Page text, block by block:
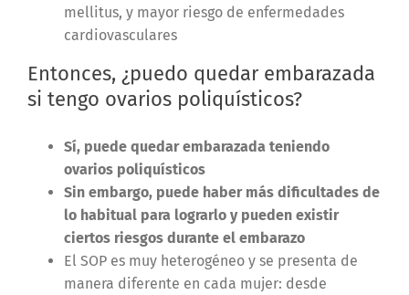
mellitus, y mayor riesgo de enfermedades
cardiovasculares
Entonces, ¿puedo quedar embarazada
si tengo ovarios poliquísticos?
Sí, puede quedar embarazada teniendo
ovarios poliquísticos
Sin embargo, puede haber más dificultades de
lo habitual para lograrlo y pueden existir
ciertos riesgos durante el embarazo
El SOP es muy heterogéneo y se presenta de
manera diferente en cada mujer: desde